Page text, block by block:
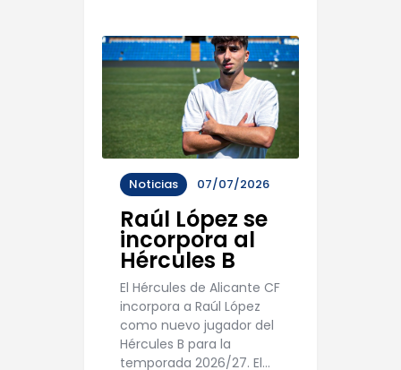
Noticias 07/07/2026
Raúl López se
incorpora al
Hércules B
El Hércules de Alicante CF
incorpora a Raúl López
como nuevo jugador del
Hércules B para la
temporada 2026/27. El…